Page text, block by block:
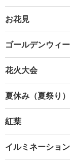
お花見
ゴールデンウィ
花火大会
夏休み（夏祭り）
紅葉
イルミネーション